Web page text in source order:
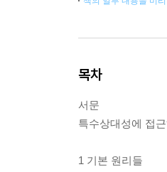
목차
서문
특수상대성에 접근
1 기본 원리들